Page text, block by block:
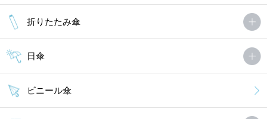
折りたたみ傘
日傘
ビニール傘